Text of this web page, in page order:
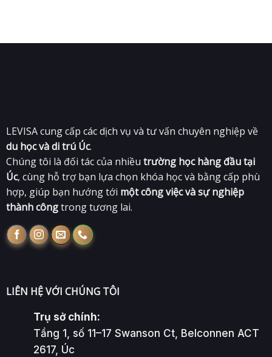
LEVISA cung cấp các dịch vụ và tư vấn chuyên nghiệp về
du học và di trú Úc.
Chúng tôi là đối tác của nhiều trường học hàng đầu tại
Úc, cùng hỗ trợ bạn lựa chọn khóa học và bằng cấp phù
hợp, giúp bạn hướng tới một công việc và sự nghiệp
thành côngtrong tương lai.
LIÊN HỆ VỚI CHÚNG TÔI
Trụ sở chính:
Tầng 1, số 11–17 Swanson Ct, Belconnen ACT
2617, Úc